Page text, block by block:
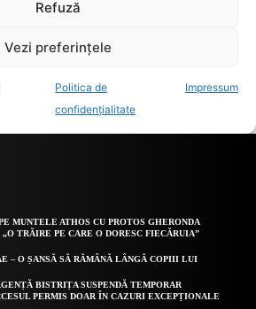
MUNTELE ATHOS CU PROTOS GHERONDA
TRĂIRE PE CARE O DORESC FIECĂRUIA”
– O ȘANSĂ SĂ RĂMÂNĂ LÂNGĂ COPIII LUI
BISTRIȚA SUSPENDĂ TEMPORAR
PERMIS DOAR ÎN CAZURI EXCEPȚIONALE